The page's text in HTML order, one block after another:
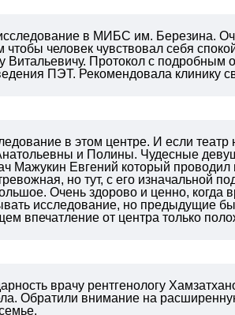
в МИБС им. Березина.
чтобы человек чувствовал себя
Витальевичу. Протокол с
ПЭТ. Рекомендовала клинику
в этом центре. И если театр
и Полины. Чудесные
Мажукин Евгений который
но тут, с его изначальной
Очень здорово и ценно, когда
исследование, но предыдущие
впечатление от центра только
врачу рентгенологу
Обратили внимание на